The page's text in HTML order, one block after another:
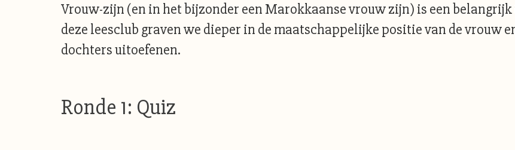
Vrouw-zijn (en in het bijzonder een Marokkaanse vrouw zijn) is een
deze leesclub graven we dieper in de maatschappelijke positie van de vrouw
dochters uitoefenen.
Ronde 1: Quiz